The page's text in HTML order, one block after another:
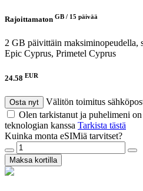
Rajoittamaton GB / 15 päivää
2 GB päivittäin maksiminopeudella,
Epic Cyprus, Primetel Cyprus
24.58 EUR
Osta nyt
Välitön toimitus
Olen tarkistanut ja puhelimeni
teknologian kanssa Tarkista tästä
Kuinka monta eSIMiä tarvitset?
Maksa kortilla